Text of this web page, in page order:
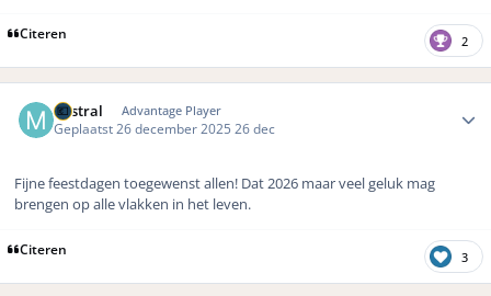
Citeren 2
Mistral Advantage Player
Geplaatst26 december 202526 dec
Fijne feestdagen toegewenst allen! Dat 2026 maar veel geluk mag
brengen op alle vlakken in het leven.
Citeren 3